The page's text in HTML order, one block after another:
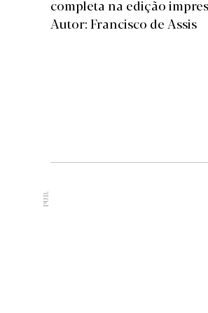
completa na edição
Autor: Francisco de Assis
PUB.